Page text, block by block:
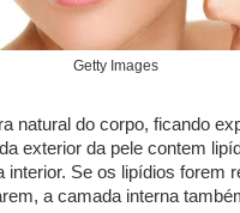
Getty Images
natural do corpo, ficando
exterior da pele contem
interior. Se os lipídios forem
a camada interna